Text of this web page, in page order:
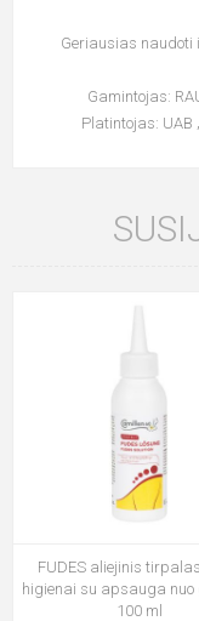
Geriausias
Gamintojas:
Platintojas: UAB
FUDES aliejinis
higienai su apsauga nuo
100 ml